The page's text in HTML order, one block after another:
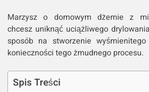
Marzysz o domowym dżemie z
chcesz uniknąć uciążliwego
sposób na stworzenie
konieczności tego żmudnego procesu.
Spis Treści